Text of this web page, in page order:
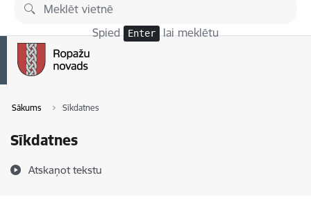
Pāriet uz lapas saturu
Spied Enter lai meklētu
Sākums Sīkdatnes
Sīkdatnes
Atskaņot tekstu